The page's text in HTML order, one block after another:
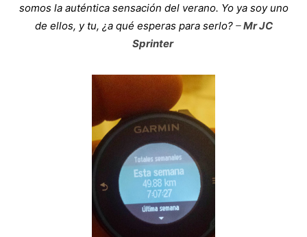
somos la auténtica sensación del verano. Yo ya soy uno
de ellos, y tu, ¿a qué esperas para serlo?–Mr JC
Sprinter